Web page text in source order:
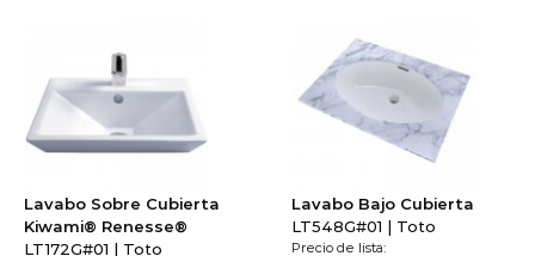
Lavabo Sobre Cubierta
Kiwami® Renesse®
LT172G#01 | Toto
Lavabo Bajo Cubierta
LT548G#01 | Toto
Precio de lista: